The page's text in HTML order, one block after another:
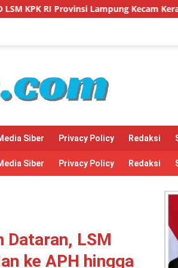
Kecam Keras Intimidasi Pimpinan
Siber Privacy Policy Redaksi
Siber Privacy Policy Redaksi
Dataran, LSM
ke APH hingga